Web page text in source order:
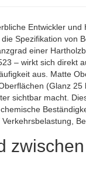
Entwickler
Spezifikation von
einer
– wirkt sich direkt
aus. Matte
(Glanz
sichtbar macht.